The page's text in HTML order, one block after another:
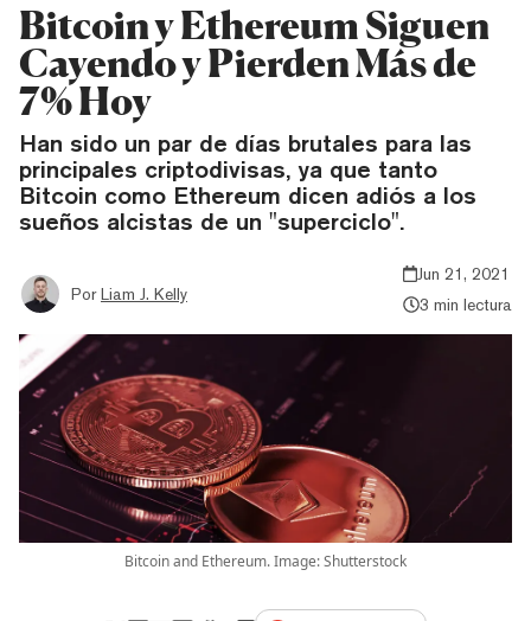
Bitcoin y Ethereum Siguen
Cayendo y Pierden Más de
7% Hoy
Han sido un par de días brutales para las
principales criptodivisas, ya que tanto
Bitcoin como Ethereum dicen adiós a los
sueños alcistas de un "superciclo".
Por Liam J. Kelly
Jun 21, 2021
3 min lectura
Bitcoin and Ethereum. Image: Shutterstock